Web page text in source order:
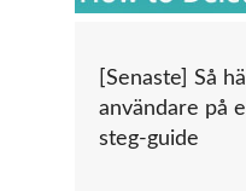
[Senaste] Så
användare på
steg-guide